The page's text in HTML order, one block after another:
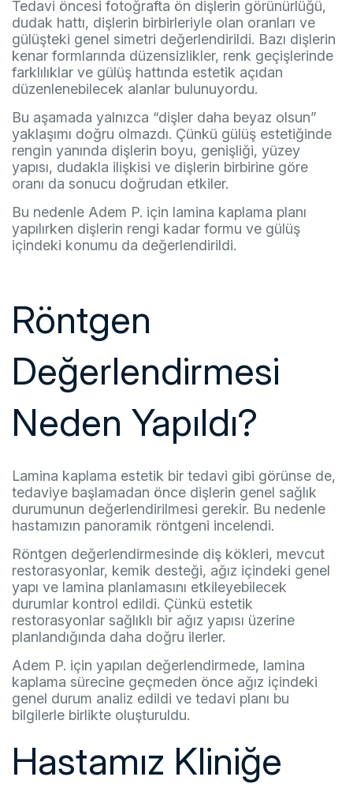
Tedavi öncesi fotoğrafta ön dişlerin görünürlüğü,
dudak hattı, dişlerin birbirleriyle olan oranları ve
gülüşteki genel simetri değerlendirildi. Bazı dişlerin
kenar formlarında düzensizlikler, renk geçişlerinde
farklılıklar ve gülüş hattında estetik açıdan
düzenlenebilecek alanlar bulunuyordu.
Bu aşamada yalnızca “dişler daha beyaz olsun”
yaklaşımı doğru olmazdı. Çünkü gülüş estetiğinde
rengin yanında dişlerin boyu, genişliği, yüzey
yapısı, dudakla ilişkisi ve dişlerin birbirine göre
oranı da sonucu doğrudan etkiler.
Bu nedenle Adem P. için lamina kaplama planı
yapılırken dişlerin rengi kadar formu ve gülüş
içindeki konumu da değerlendirildi.
Röntgen
Değerlendirmesi
Neden Yapıldı?
Lamina kaplama estetik bir tedavi gibi görünse de,
tedaviye başlamadan önce dişlerin genel sağlık
durumunun değerlendirilmesi gerekir. Bu nedenle
hastamızın panoramik röntgeni incelendi.
Röntgen değerlendirmesinde diş kökleri, mevcut
restorasyonlar, kemik desteği, ağız içindeki genel
yapı ve lamina planlamasını etkileyebilecek
durumlar kontrol edildi. Çünkü estetik
restorasyonlar sağlıklı bir ağız yapısı üzerine
planlandığında daha doğru ilerler.
Adem P. için yapılan değerlendirmede, lamina
kaplama sürecine geçmeden önce ağız içindeki
genel durum analiz edildi ve tedavi planı bu
bilgilerle birlikte oluşturuldu.
Hastamız Kliniğe